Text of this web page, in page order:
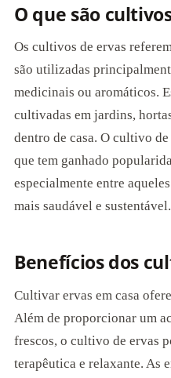
O que são
Os cultivos de ervas
são utilizadas
medicinais ou aromáticos.
cultivadas em jardins,
dentro de casa. O cultivo
que tem ganhado
especialmente entre
mais saudável e sustentável.
Benefícios dos
Cultivar ervas em casa
Além de proporcionar um
frescos, o cultivo de ervas
terapêutica e relaxante. As